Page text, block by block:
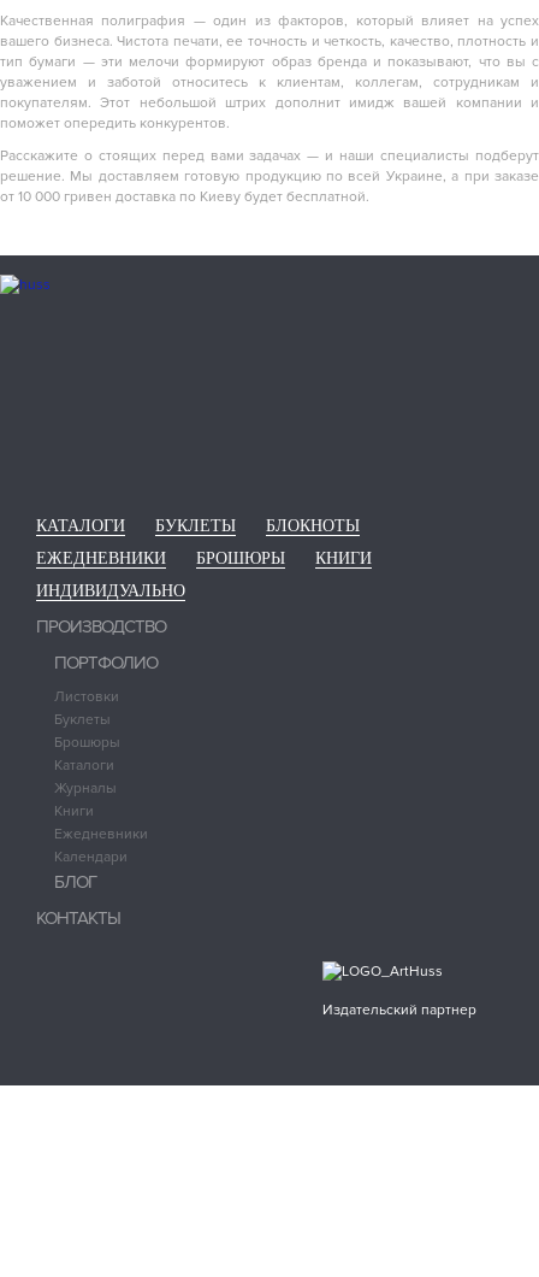
Качественная полиграфия — один из факторов, который влияет на успех
вашего бизнеса. Чистота печати, ее точность и четкость, качество, плотность и
тип бумаги — эти мелочи формируют образ бренда и показывают, что вы с
уважением и заботой относитесь к клиентам, коллегам, сотрудникам и
покупателям. Этот небольшой штрих дополнит имидж вашей компании и
поможет опередить конкурентов.
Расскажите о стоящих перед вами задачах — и наши специалисты подберут
решение. Мы доставляем готовую продукцию по всей Украине, а при заказе
от 10 000 гривен доставка по Киеву будет бесплатной.
КАТАЛОГИ БУКЛЕТЫ
БЛОКНОТЫ
ЕЖЕДНЕВНИКИ
БРОШЮРЫ
КНИГИ
ИНДИВИДУАЛЬНО
ПРОИЗВОДСТВО
ПОРТФОЛИО
Листовки
Буклеты
Брошюры
Каталоги
Журналы
Книги
Ежедневники
Календари
БЛОГ
КОНТАКТЫ
Издательский партнер